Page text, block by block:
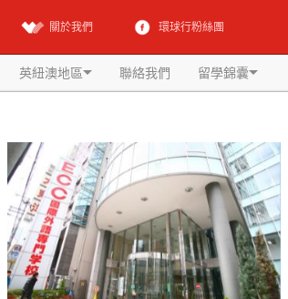
關於我們 環球行粉絲團
英紐澳地區 聯絡我們 留學錦囊